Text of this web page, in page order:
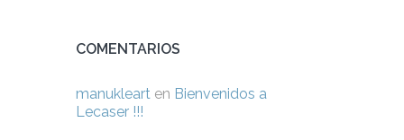
COMENTARIOS
manuklearten Bienvenidos a
Lecaser !!!